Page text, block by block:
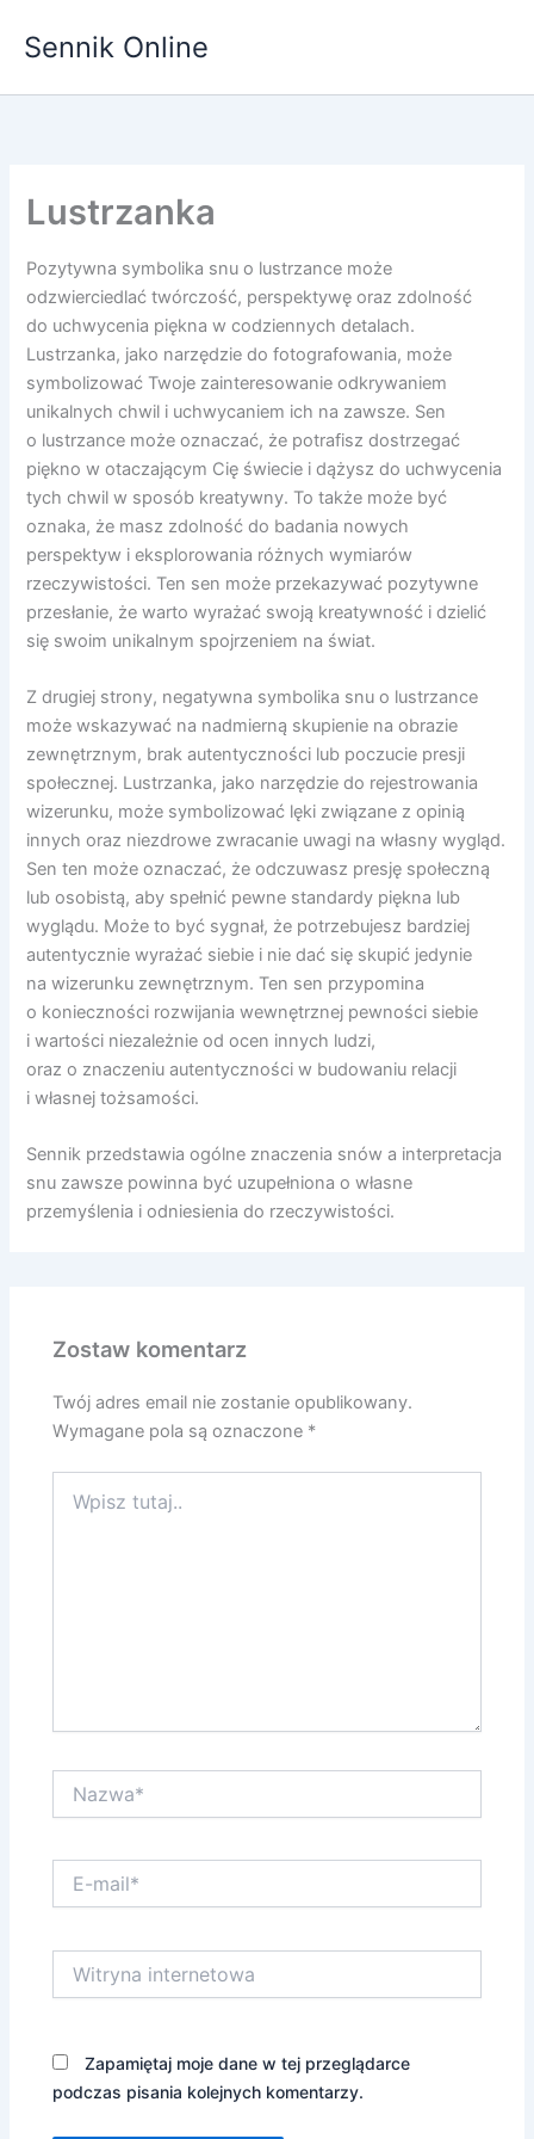
Sennik Online
Lustrzanka
Pozytywna symbolika snu o lustrzance może
odzwierciedlać twórczość, perspektywę oraz zdolność
do uchwycenia piękna w codziennych detalach.
Lustrzanka, jako narzędzie do fotografowania, może
symbolizować Twoje zainteresowanie odkrywaniem
unikalnych chwil i uchwycaniem ich na zawsze. Sen
o lustrzance może oznaczać, że potrafisz dostrzegać
piękno w otaczającym Cię świecie i dążysz do uchwycenia
tych chwil w sposób kreatywny. To także może być
oznaka, że masz zdolność do badania nowych
perspektyw i eksplorowania różnych wymiarów
rzeczywistości. Ten sen może przekazywać pozytywne
przesłanie, że warto wyrażać swoją kreatywność i dzielić
się swoim unikalnym spojrzeniem na świat.
Z drugiej strony, negatywna symbolika snu o lustrzance
może wskazywać na nadmierną skupienie na obrazie
zewnętrznym, brak autentyczności lub poczucie presji
społecznej. Lustrzanka, jako narzędzie do rejestrowania
wizerunku, może symbolizować lęki związane z opinią
innych oraz niezdrowe zwracanie uwagi na własny wygląd.
Sen ten może oznaczać, że odczuwasz presję społeczną
lub osobistą, aby spełnić pewne standardy piękna lub
wyglądu. Może to być sygnał, że potrzebujesz bardziej
autentycznie wyrażać siebie i nie dać się skupić jedynie
na wizerunku zewnętrznym. Ten sen przypomina
o konieczności rozwijania wewnętrznej pewności siebie
i wartości niezależnie od ocen innych ludzi,
oraz o znaczeniu autentyczności w budowaniu relacji
i własnej tożsamości.
Sennik przedstawia ogólne znaczenia snów a interpretacja
snu zawsze powinna być uzupełniona o własne
przemyślenia i odniesienia do rzeczywistości.
Zostaw komentarz
Twój adres email nie zostanie opublikowany.
Wymagane pola są oznaczone *
tutaj..
mail*
internetowa
Zapamiętaj moje dane w tej przeglądarce
podczas pisania kolejnych komentarzy.